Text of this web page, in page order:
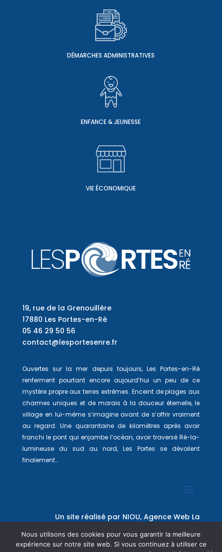
DÉMARCHES ADMINISTRATIVES
ENFANCE & JEUNESSE
VIE ÉCONOMIQUE
19, rue de la Grenouillère
17880 Les Portes-en-Ré
05 46 29 50 56
contact@lesportesenre.fr
Ouvertes sur la mer depuis toujours, Les Portes-en-Ré
renferment pourtant encore aujourd’hui un peu de ce
mystère propre aux terres extrêmes. Enceint de plages aux
charmes uniques et de marais à la douceur éternelle, le
village en lui-même s’imagine avant de s’offrir vraiment
au regard. Une quarantaine de kilomètres après avoir
franchi le pont qui enjambe l’océan, avoir traversé Ré-la-
lumineuse du sud au nord, Les Portes se dévoilent
finalement…
Un site réalisé par NIOU, Agence Web La
Nous utilisons des cookies pour vous garantir la meilleure
expérience sur notre site web. Si vous continuez à utiliser ce